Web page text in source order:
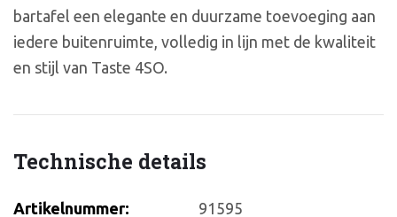
bartafel een elegante en duurzame toevoeging aan
iedere buitenruimte, volledig in lijn met de kwaliteit
en stijl van Taste 4SO.
Technische details
Artikelnummer: 91595